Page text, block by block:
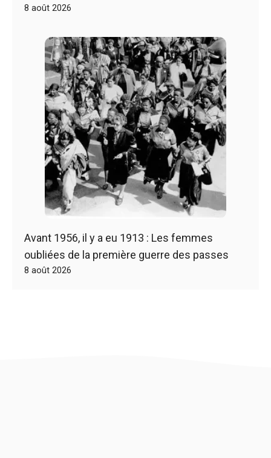
8 août 2026
Avant 1956, il y a eu 1913 : Les femmes
oubliées de la première guerre des passes
8 août 2026